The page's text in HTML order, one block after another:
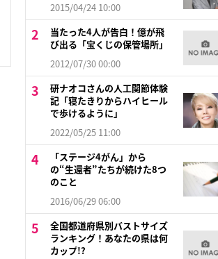
2015/04/24 10:00
当たった4人が告白！億が飛
び出る「宝くじの保管場所」
2012/07/30 00:00
研ナオコさんの人工関節体験
記「寝たきりからハイヒール
で歩けるように」
2022/05/25 11:00
「ステージ4がん」から
の“生還者”たちが続けた8つ
のこと
2016/06/29 06:00
全国都道府県別バストサイズ
ランキング！あなたの県は何
カップ!?